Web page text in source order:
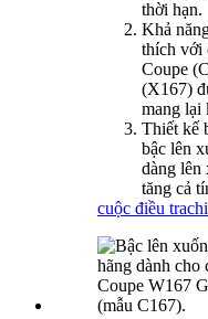
thời hạn.
Khả
thích với
Coupe
(X167)
mang lại
Thiết kế
bậc lên
dàng lên
tăng cả
cuộc điều tra